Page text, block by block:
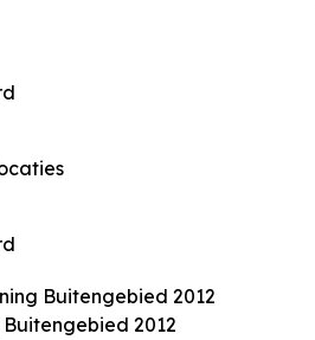
Buitengebied 2012
2012